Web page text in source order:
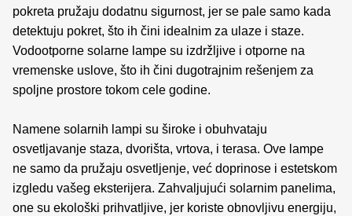
pokreta pružaju dodatnu sigurnost, jer se pale samo kada
detektuju pokret, što ih čini idealnim za ulaze i staze.
Vodootporne solarne lampe su izdržljive i otporne na
vremenske uslove, što ih čini dugotrajnim rešenjem za
spoljne prostore tokom cele godine.
Namene solarnih lampi su široke i obuhvataju
osvetljavanje staza, dvorišta, vrtova, i terasa. Ove lampe
ne samo da pružaju osvetljenje, već doprinose i estetskom
izgledu vašeg eksterijera. Zahvaljujući solarnim panelima,
one su ekološki prihvatljive, jer koriste obnovljivu energiju,